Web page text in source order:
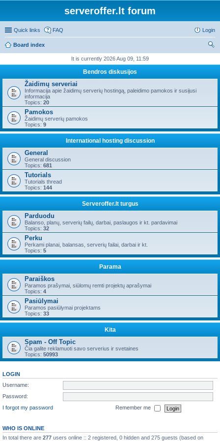
serveroffer.lt forum
Quick links FAQ Login
Board index
It is currently 2026 Aug 09, 11:59
Bendros diskusijos
Žaidimų serveriai
Informacija apie žaidimų serverių hostingą, paleidimo pamokos ir susijusi
informacija
Topics: 20
Pamokos
Žaidimų serverių pamokos
Topics: 9
International hosting discussion
General
General discussion
Topics: 681
Tutorials
Tutorials thread
Topics: 144
Serveroffer.lt turgus
Parduodu
Balanso, planų, serverių failų, darbai, paslaugos ir kt. pardavimai
Topics: 32
Perku
Perkami planai, balansas, serverių failai, darbai ir kt.
Topics: 5
Parama
Paraiškos
Paramos prašymai, siūlomų remti projektų aprašymai
Topics: 4
Pasiūlymai
Paramos pasiūlymai projektams
Topics: 33
Kita
Spam - Off Topic
Čia galite reklamuoti savo serverius ir svetaines
Topics: 50993
LOGIN
Username:
Password:
I forgot my password
Remember me
WHO IS ONLINE
In total there are 277 users online :: 2 registered, 0 hidden and 275 guests (based on